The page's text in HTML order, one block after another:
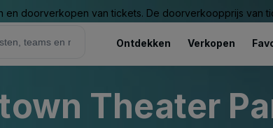
doorverkopen van tickets. De doorverkoopprijs van
Ontdekken Verkopen
Theater